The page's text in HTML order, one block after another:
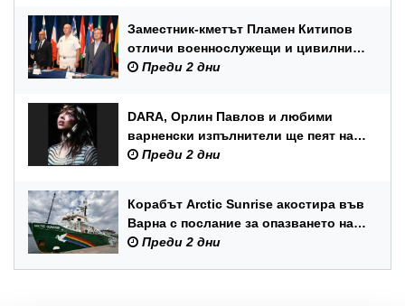
Заместник-кметът Пламен Китипов
отличи военнослужещи и цивилни
служители по повод Празника на
Преди 2 дни
DARA, Орлин Павлов и любими
варненски изпълнители ще пеят на
празника на Варна
Преди 2 дни
Корабът Arctic Sunrise акостира във
Варна с послание за опазването на
Черно море
Преди 2 дни